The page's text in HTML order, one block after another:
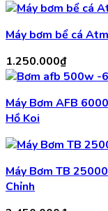
gốc
Máy bơm bể cá
1.250.000₫
Máy Bơm AFB
Hồ Koi
Máy Bơm TB
Chỉnh